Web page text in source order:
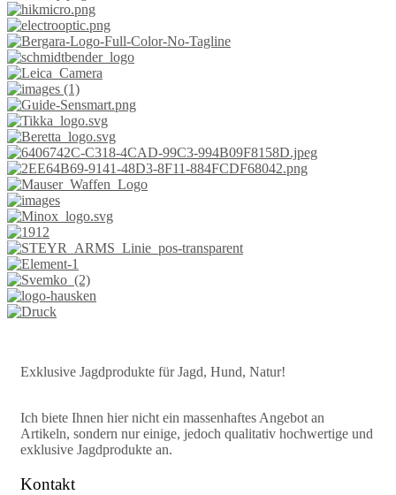
Exklusive Jagdprodukte für Jagd, Hund, Natur!
Ich biete Ihnen hier nicht ein massenhaftes Angebot an
Artikeln, sondern nur einige, jedoch qualitativ hochwertige und
exklusive Jagdprodukte an.
Kontakt